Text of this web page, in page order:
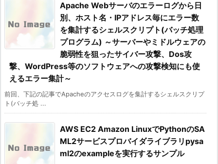
Apache Webサーバのエラーログから日
別、ホスト名・IPアドレス毎にエラー数
を集計するシェルスクリプト(バッチ処理
プログラム) ～サーバーやミドルウェアの
脆弱性を狙ったサイバー攻撃、Dos攻
撃、WordPress等のソフトウェアへの攻撃検知にも使
えるエラー集計～
前回、下記の記事でApacheのアクセスログを集計するシェルスクリプ
ト(バッチ処 ...
AWS EC2 Amazon LinuxでPythonのSA
ML2サービスプロバイダライブラリpysa
ml2のexampleを実行するサンプル